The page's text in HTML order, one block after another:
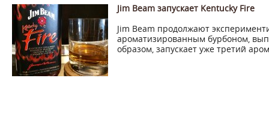
Jim Beam запускает Kentucky Fire
Jim Beam продолжают
ароматизированным бурбоном,
образом, запускает уже третий